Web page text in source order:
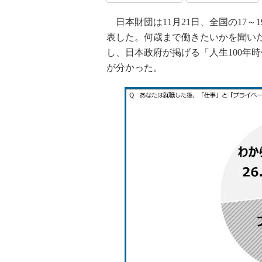
日本財団は11月21日、全国の17～
表した。何歳まで働きたいかを聞い
し、日本政府が掲げる「人生100年
が分かった。